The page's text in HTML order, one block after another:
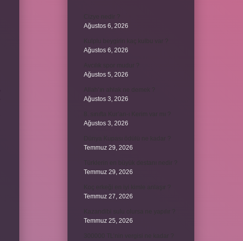
Ağustos 6, 2026
Ağustos 6, 2026
Ağustos 5, 2026
Ağustos 3, 2026
Ağustos 3, 2026
Temmuz 29, 2026
Temmuz 29, 2026
Temmuz 27, 2026
Temmuz 25, 2026